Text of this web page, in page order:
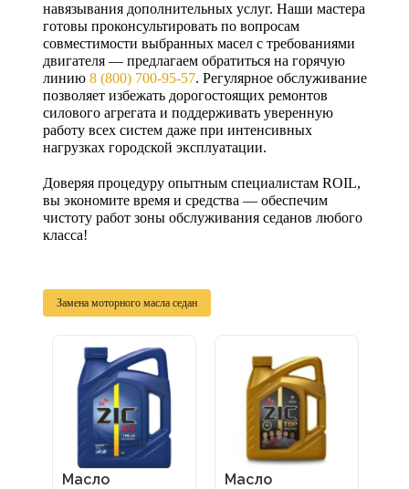
навязывания дополнительных услуг. Наши мастера
готовы проконсультировать по вопросам
совместимости выбранных масел с требованиями
двигателя — предлагаем обратиться на горячую
линию 8 (800) 700-95-57. Регулярное обслуживание
позволяет избежать дорогостоящих ремонтов
силового агрегата и поддерживать уверенную
работу всех систем даже при интенсивных
нагрузках городской эксплуатации.
Доверяя процедуру опытным специалистам ROIL,
вы экономите время и средства — обеспечим
чистоту работ зоны обслуживания седанов любого
класса!
Замена моторного масла седан
Масло
Масло